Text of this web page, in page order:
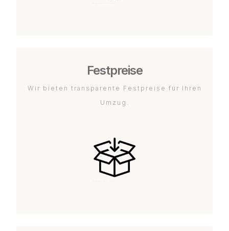
Festpreise
Wir bieten transparente Festpreise für Ihren
Umzug.